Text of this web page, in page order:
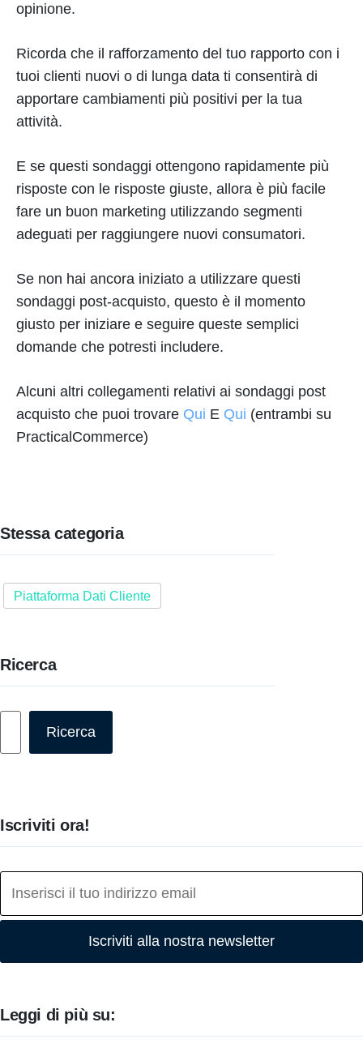
opinione.
Ricorda che il rafforzamento del tuo rapporto con i
tuoi clienti nuovi o di lunga data ti consentirà di
apportare cambiamenti più positivi per la tua
attività.
E se questi sondaggi ottengono rapidamente più
risposte con le risposte giuste, allora è più facile
fare un buon marketing utilizzando segmenti
adeguati per raggiungere nuovi consumatori.
Se non hai ancora iniziato a utilizzare questi
sondaggi post-acquisto, questo è il momento
giusto per iniziare e seguire queste semplici
domande che potresti includere.
Alcuni altri collegamenti relativi ai sondaggi post
acquisto che puoi trovare Qui E Qui (entrambi su
PracticalCommerce)
Stessa categoria
Piattaforma Dati Cliente
Ricerca
Ricerca
Iscriviti ora!
Iscriviti alla nostra newsletter
Leggi di più su: